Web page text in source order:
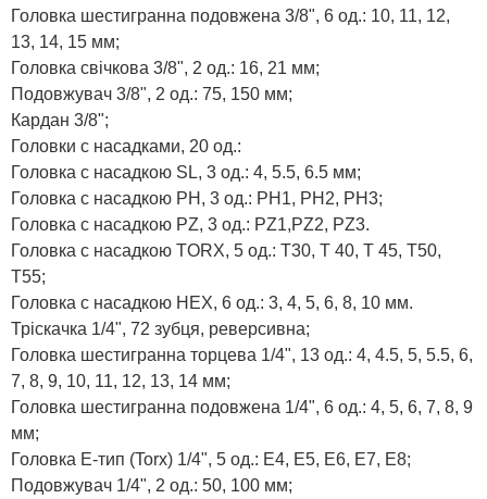
Головка шестигранна подовжена 3/8", 6 од.: 10, 11, 12,
13, 14, 15 мм;
Головка свічкова 3/8", 2 од.: 16, 21 мм;
Подовжувач 3/8", 2 од.: 75, 150 мм;
Кардан 3/8";
Головки с насадками, 20 од.:
Головка с насадкою SL, 3 од.: 4, 5.5, 6.5 мм;
Головка с насадкою PH, 3 од.: PH1, PH2, PH3;
Головка с насадкою PZ, 3 од.: PZ1,PZ2, PZ3.
Головка с насадкою TORX, 5 од.: T30, T 40, T 45, T50,
T55;
Головка с насадкою HEX, 6 од.: 3, 4, 5, 6, 8, 10 мм.
Тріскачка 1/4", 72 зубця, реверсивна;
Головка шестигранна торцева 1/4", 13 од.: 4, 4.5, 5, 5.5, 6,
7, 8, 9, 10, 11, 12, 13, 14 мм;
Головка шестигранна подовжена 1/4", 6 од.: 4, 5, 6, 7, 8, 9
мм;
Головка Е-тип (Torx) 1/4", 5 од.: E4, E5, E6, E7, E8;
Подовжувач 1/4", 2 од.: 50, 100 мм;